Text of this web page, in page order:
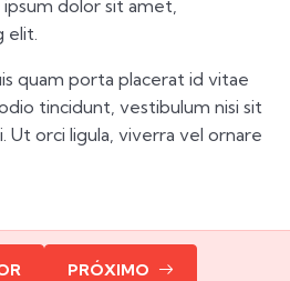
dolor sit amet,
elit.
quam porta placerat id vitae
tincidunt, vestibulum nisi sit
orci ligula, viverra vel ornare
PRÓXIMO